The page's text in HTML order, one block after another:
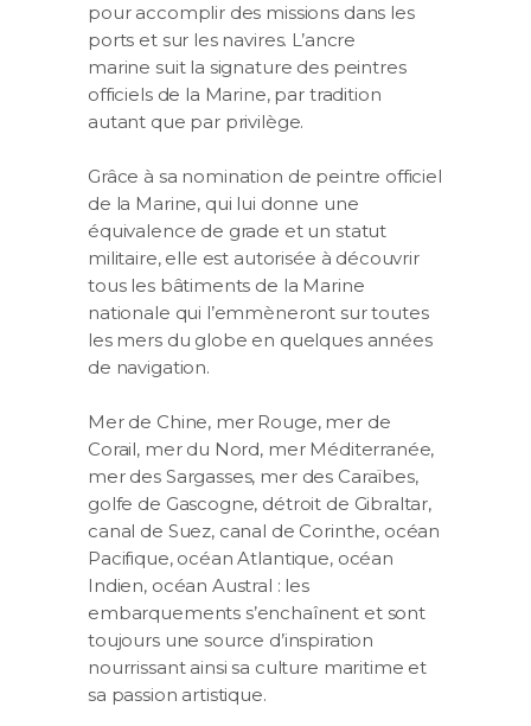
pour accomplir des missions dans les
ports et sur les navires. L’ancre
marine suit la signature des peintres
officiels de la Marine, par tradition
autant que par privilège.
Grâce à sa nomination de peintre officiel
de la Marine, qui lui donne une
équivalence de grade et un statut
militaire, elle est autorisée à découvrir
tous les bâtiments de la Marine
nationale qui l’emmèneront sur toutes
les mers du globe en quelques années
de navigation.
Mer de Chine, mer Rouge, mer de
Corail, mer du Nord, mer Méditerranée,
mer des Sargasses, mer des Caraïbes,
golfe de Gascogne, détroit de Gibraltar,
canal de Suez, canal de Corinthe, océan
Pacifique, océan Atlantique, océan
Indien, océan Austral : les
embarquements s’enchaînent et sont
toujours une source d’inspiration
nourrissant ainsi sa culture maritime et
sa passion artistique.